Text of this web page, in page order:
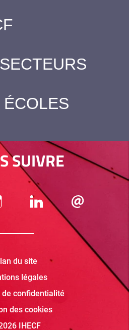
ÉCOLES
SUIVRE
du site
légales
de confidentialité
des cookies
IHECF